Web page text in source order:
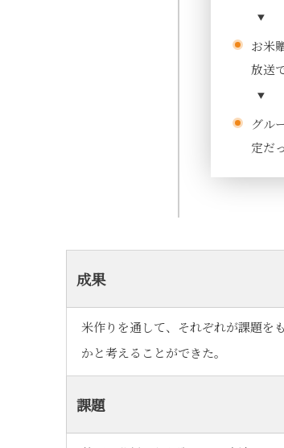
お米
放送
グル
定だ
成果
米作りを通して、それぞれが課題を
かと考えることができた。
課題